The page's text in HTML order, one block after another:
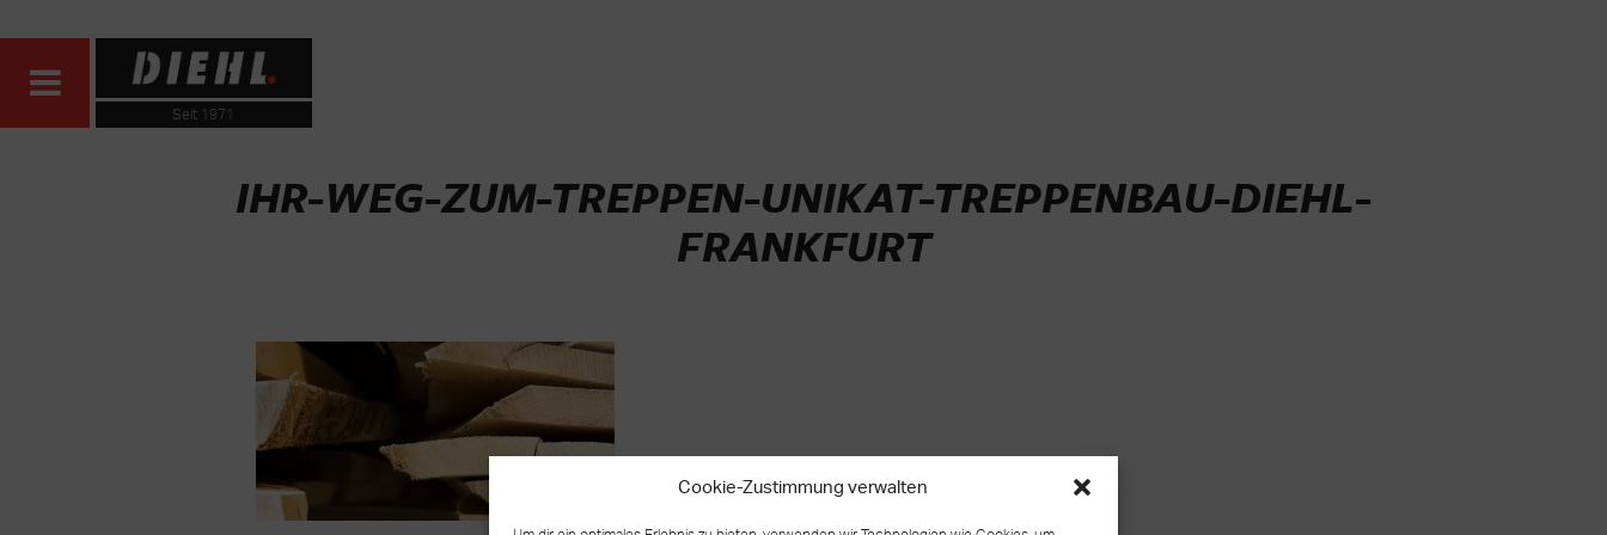
Cookie-Zustimmung verwalten
Seit 1971
IHR-WEG-ZUM-TREPPEN-UNIKAT-TREPPENBAU-DIEHL-
FRANKFURT